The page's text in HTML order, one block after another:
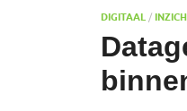
DIGITAAL /